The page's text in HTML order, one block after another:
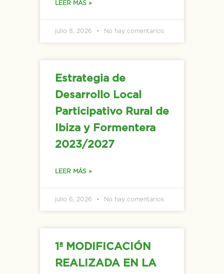
LEER MÁS »
julio 8, 2026 No hay comentarios
Estrategia de
Desarrollo Local
Participativo Rural de
Ibiza y Formentera
2023/2027
LEER MÁS »
julio 6, 2026 No hay comentarios
1ª MODIFICACIÓN
REALIZADA EN LA